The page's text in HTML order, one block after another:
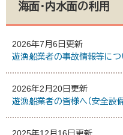
海面・内水面の利用
2026年7月6日更新
遊漁船業者の事故情報等につ
2026年2月20日更新
遊漁船業者の皆様へ（安全設